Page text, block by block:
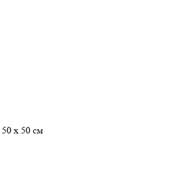
50 х 50 см